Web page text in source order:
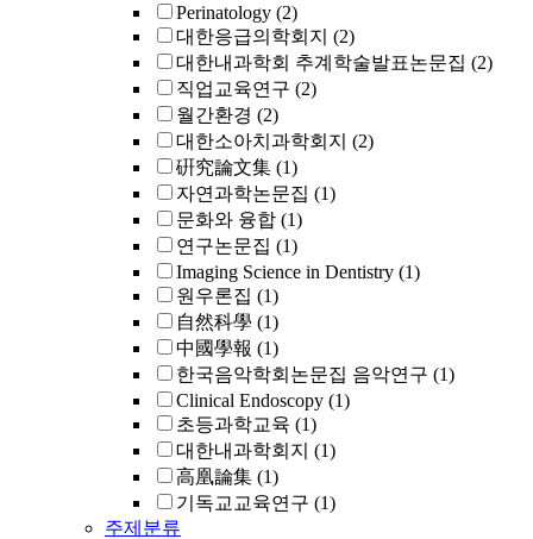
Perinatology (2)
대한응급의학회지 (2)
대한내과학회 추계학술발표논문집 (2)
직업교육연구 (2)
월간환경 (2)
대한소아치과학회지 (2)
硏究論文集 (1)
자연과학논문집 (1)
문화와 융합 (1)
연구논문집 (1)
Imaging Science in Dentistry (1)
원우론집 (1)
自然科學 (1)
中國學報 (1)
한국음악학회논문집 음악연구 (1)
Clinical Endoscopy (1)
초등과학교육 (1)
대한내과학회지 (1)
高凰論集 (1)
기독교교육연구 (1)
주제분류